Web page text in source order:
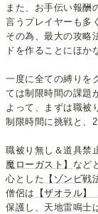
また、お手伝い報酬
言うプレイヤーも多
その為、最大の攻略
ドを作ることにほか
一度に全ての縛りを
ては制限時間の課題
よって、まずは職被
制限時間に挑戦と、
職被り無し＆道具禁
魔ローガスト】 など
心とした 【ゾンビ戦
僧侶は
【ザオラル】
保護し、天地雷鳴士